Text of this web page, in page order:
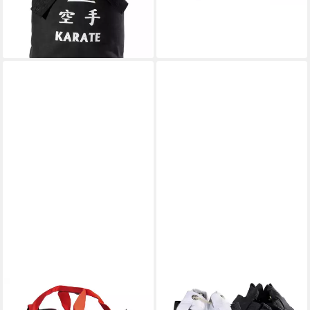
-23%
lieferbar - in 2-3 Werktagen bei dir
BAY-SPORTS
Sporttasche Kinder Karate
DANRHO
Sporttasche Karate Seesack